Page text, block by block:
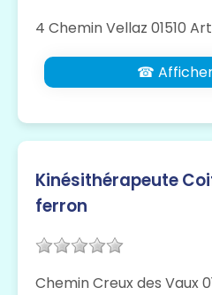
4 Chemin Vellaz 01510
☎ Afficher
Kinésithérapeute
ferron
Chemin Creux des Vaux